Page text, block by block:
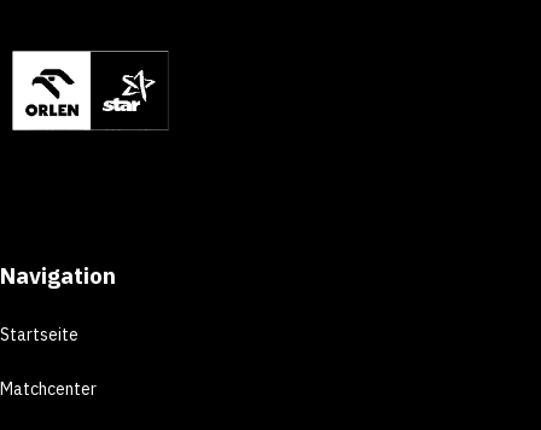
Navigation
Startseite
Matchcenter